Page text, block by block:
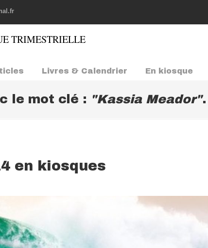
Livres & Calendrier En kiosque
le mot clé : "Kassia Meador".
en kiosques